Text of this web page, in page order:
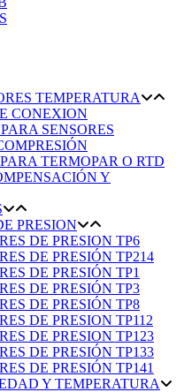
TEMPERATURA
CONEXION
SENSORES
TERMOPAR O RTD
Y
PRESION
DE PRESION TP6
DE PRESIÓN TP214
DE PRESIÓN TP1
DE PRESIÓN TP3
DE PRESIÓN TP8
DE PRESION TP112
DE PRESION TP123
DE PRESIÓN TP133
DE PRESIÓN TP141
Y TEMPERATURA